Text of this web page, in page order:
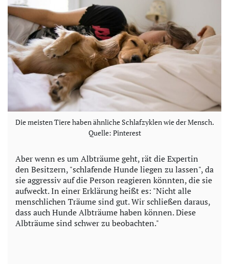
Die meisten Tiere haben ähnliche Schlafzyklen wie der Mensch.
Quelle: Pinterest
Aber wenn es um Albträume geht, rät die Expertin
den Besitzern, "schlafende Hunde liegen zu lassen", da
sie aggressiv auf die Person reagieren könnten, die sie
aufweckt. In einer Erklärung heißt es: "Nicht alle
menschlichen Träume sind gut. Wir schließen daraus,
dass auch Hunde Albträume haben können. Diese
Albträume sind schwer zu beobachten."